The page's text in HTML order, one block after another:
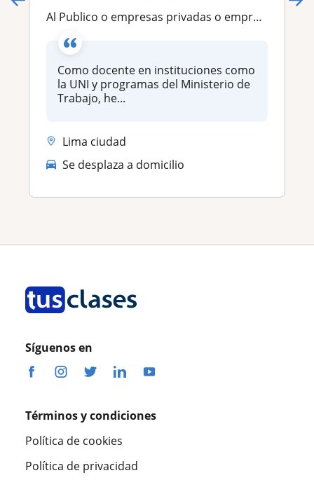
Al Publico o empresas privadas o empresas públicas
Como docente en instituciones como
la UNI y programas del Ministerio de
Trabajo, he...
Lima ciudad
Se desplaza a domicilio
Síguenos en
Términos y condiciones
Política de cookies
Política de privacidad